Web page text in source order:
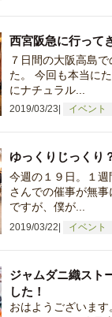
2019/03/23 イベント
西宮阪急に行って
７日間の大阪高島
た。 今回も本当に
にナチュラル...
2019/03/22 イベント
ゆっくりじっくり
今週の１９日。１
さんでの催事が無事
ですが、僕が...
ジャムダニ織スト
した！
おはようございま